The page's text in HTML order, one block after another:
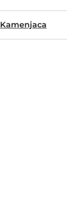
Kamenjaca